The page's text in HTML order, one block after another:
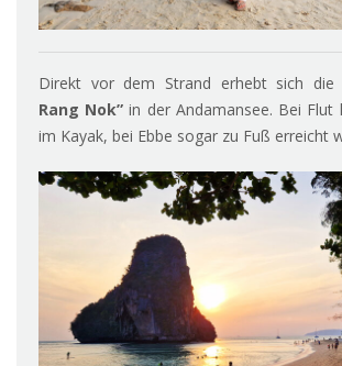
Direkt vor dem Strand erhebt sich die
Rang Nok” in der Andamansee. Bei Flut
im Kayak, bei Ebbe sogar zu Fuß erreicht